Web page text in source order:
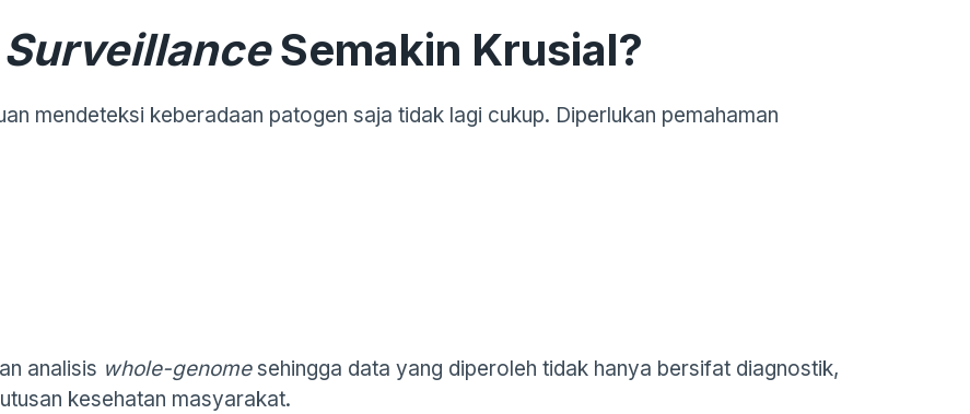
Semakin Krusial?
mendeteksi keberadaan patogen saja tidak lagi cukup. Diperlukan pemahaman
analisis whole-genomesehingga data yang diperoleh tidak hanya bersifat diagnostik,
kesehatan masyarakat.